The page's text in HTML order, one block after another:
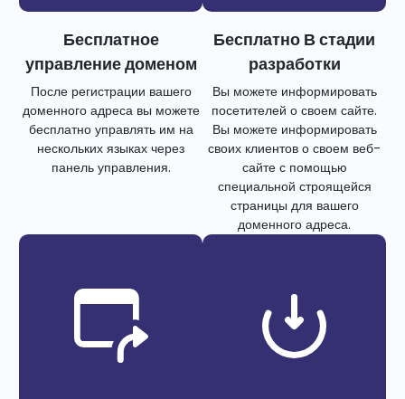
Бесплатное
управление доменом
После регистрации вашего
доменного адреса вы можете
бесплатно управлять им на
нескольких языках через
панель управления.
Бесплатно В стадии
разработки
Вы можете информировать
посетителей о своем сайте.
Вы можете информировать
своих клиентов о своем веб-
сайте с помощью
специальной строящейся
страницы для вашего
доменного адреса.